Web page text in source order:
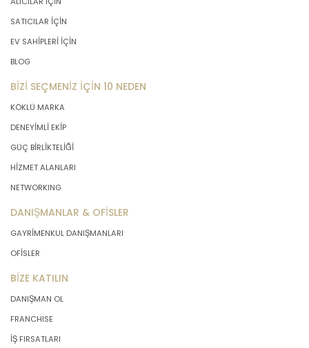
SATICILAR İÇİN
EV SAHİPLERİ İÇİN
BLOG
BİZİ SEÇMENİZ İÇİN 10 NEDEN
KÖKLÜ MARKA
DENEYİMLİ EKİP
GÜÇ BİRLİKTELİĞİ
HİZMET ALANLARI
NETWORKING
DANIŞMANLAR & OFİSLER
GAYRİMENKUL DANIŞMANLARI
OFİSLER
BİZE KATILIN
DANIŞMAN OL
FRANCHISE
İŞ FIRSATLARI